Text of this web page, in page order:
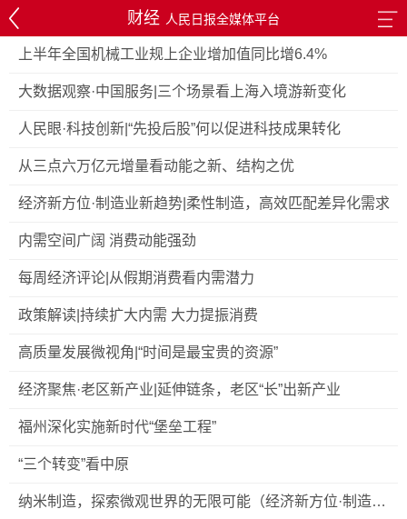
财经 人民日报全媒体平台
上半年全国机械工业规上企业增加值同比增6.4%
大数据观察·中国服务|三个场景看上海入境游新变化
人民眼·科技创新|“先投后股”何以促进科技成果转化
从三点六万亿元增量看动能之新、结构之优
经济新方位·制造业新趋势|柔性制造，高效匹配差异化需求
内需空间广阔 消费动能强劲
每周经济评论|从假期消费看内需潜力
政策解读|持续扩大内需 大力提振消费
高质量发展微视角|“时间是最宝贵的资源”
经济聚焦·老区新产业|延伸链条，老区“长”出新产业
福州深化实施新时代“堡垒工程”
“三个转变”看中原
纳米制造，探索微观世界的无限可能（经济新方位·制造业